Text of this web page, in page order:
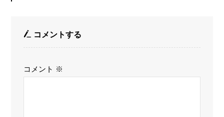
コメントする
コメント ※